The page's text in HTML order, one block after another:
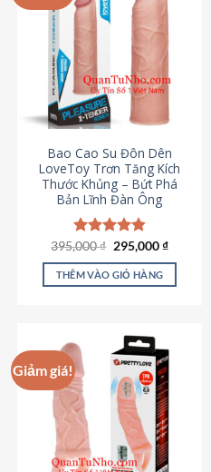
Bao Cao Su Đôn Dên
LoveToy Trơn Tăng Kích
Thước Khủng – Bứt Phá
Bản Lĩnh Đàn Ông
Được xếp
hạng4.82
5 sao
395,000₫ Giá
là:
395,000 ₫.
295,000₫Giá
tại
THÊM VÀO GIỎ HÀNG
Giảm giá!